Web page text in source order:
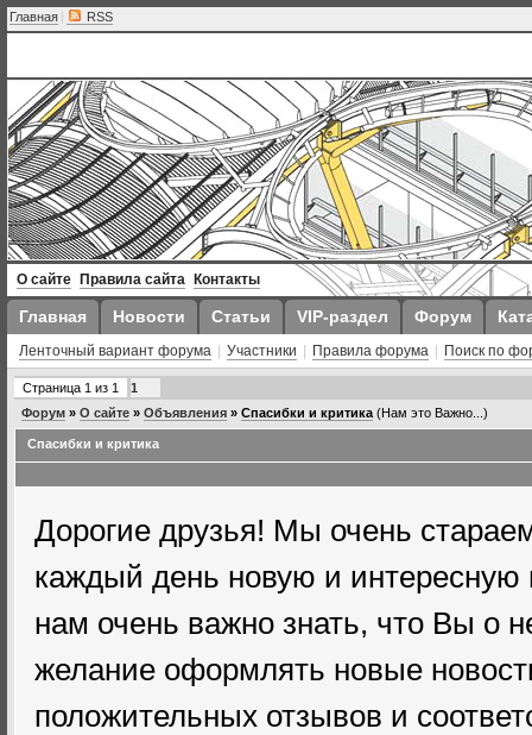
Главная | RSS
О сайте Правила сайта Контакты
Главная Новости Статьи VIP-раздел Форум
Ленточный вариант форума Участники Правила форума Поиск по
Страница 1 из 1
1
Форум » О сайте » Объявления » Спасибки и критика (Нам это Важно...)
Спасибки и критика
Дорогие друзья! Мы очень
каждый день новую и
нам очень важно знать, что Вы о
желание оформлять новые
положительных отзывов и